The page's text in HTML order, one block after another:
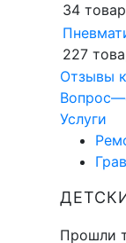
34
227
Отзывы
Услуги
Прошли